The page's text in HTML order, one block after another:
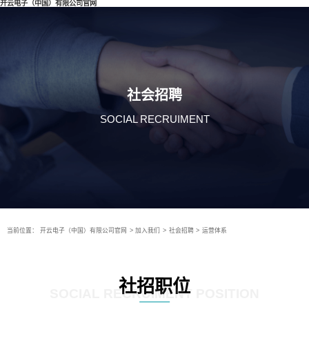
开云电子（中国）有限公司官网
社会招聘
SOCIAL RECRUIMENT
当前位置： 开云电子（中国）有限公司官网 > 加入我们 > 社会招聘 > 运营体系
社招职位
SOCIAL RECRUIMENT POSITION